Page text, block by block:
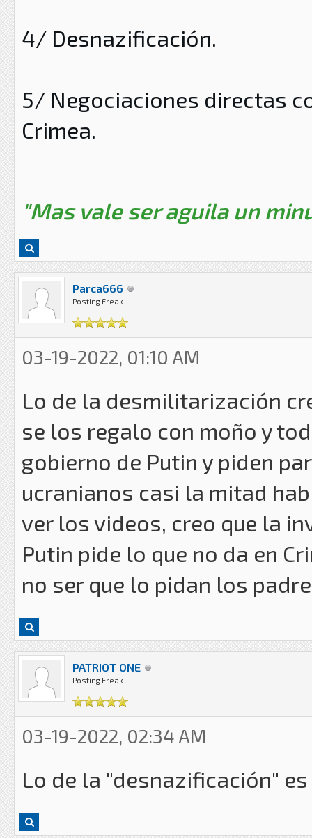
4/ Desnazificación.
5/ Negociaciones directas
Crimea.
"Mas vale ser aguila un
Parca666
Posting Freak
03-19-2022, 01:10 AM
Lo de la desmilitarización
se los regalo con moño y
gobierno de Putin y piden
ucranianos casi la mitad
ver los videos, creo que la
Putin pide lo que no da en
no ser que lo pidan los
PATRIOT ONE
Posting Freak
03-19-2022, 02:34 AM
Lo de la "desnazificación"